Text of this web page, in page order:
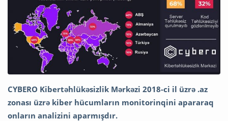
CYBERO Kibertəhlükəsizlik Mərkəzi 2018-ci il üzrə .az
zonası üzrə kiber hücumların monitorinqini apararaq
onların analizini aparmışdır.